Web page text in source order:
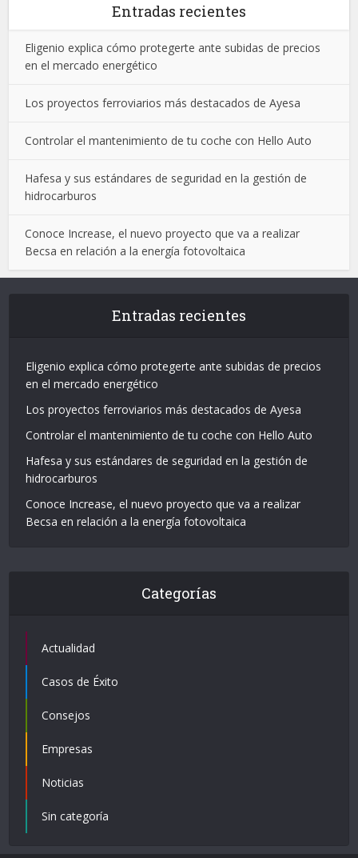
Entradas recientes
Eligenio explica cómo protegerte ante subidas de precios
en el mercado energético
Los proyectos ferroviarios más destacados de Ayesa
Controlar el mantenimiento de tu coche con Hello Auto
Hafesa y sus estándares de seguridad en la gestión de
hidrocarburos
Conoce Increase, el nuevo proyecto que va a realizar
Becsa en relación a la energía fotovoltaica
Entradas recientes
Eligenio explica cómo protegerte ante subidas de precios
en el mercado energético
Los proyectos ferroviarios más destacados de Ayesa
Controlar el mantenimiento de tu coche con Hello Auto
Hafesa y sus estándares de seguridad en la gestión de
hidrocarburos
Conoce Increase, el nuevo proyecto que va a realizar
Becsa en relación a la energía fotovoltaica
Categorías
Actualidad
Casos de Éxito
Consejos
Empresas
Noticias
Sin categoría